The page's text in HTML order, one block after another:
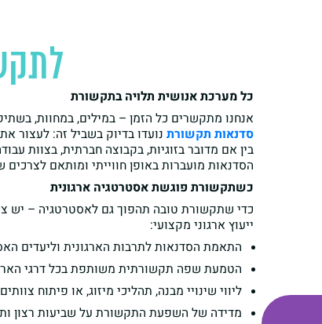
כל מערכת אנושית תלויה בתקשורת
אנחנו מתקשרים כל הזמן – במילים, במחוות,
סדנאות תקשורת נועדו בדיוק בשביל זה: לעצור
בין אם מדובר בזוגיות, בקבוצה חברתית, בצוות
הסדנאות מועברות באופן חווייתי ומותאם
כשתקשורת פוגשת אסטרטגיה ארגונית
כדי שתקשורת טובה תהפוך גם לאסטרטגיה – יש
ייעוץ ארגוני מקצועי:
התאמת הסדנאות לתרבות הארגונית וליעדים
הטמעת שפה תקשורתית משותפת בכל דרגי
ליווי שינויי מבנה, תהליכי מיזוג, או פיתוח
מדידה של השפעת התקשורת על שביעות רצון